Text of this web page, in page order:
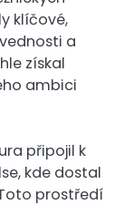
klíčové,
a
získal
ambici
připojil k
kde dostal
prostředí